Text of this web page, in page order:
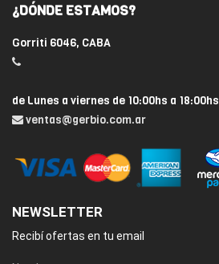
¿DÓNDE ESTAMOS?
Gorriti 6046, CABA
de Lunes a viernes de 10:00hs a 18:00hs
ventas@gerbio.com.ar
NEWSLETTER
Recibí ofertas en tu email